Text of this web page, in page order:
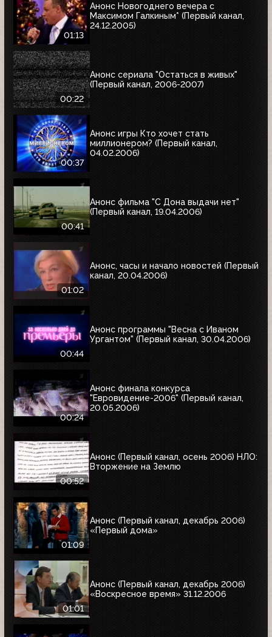
01:13
Анонс Новогоднего вечера с
Максимом Галкиным* (Первый канал,
24.12.2005)
00:22
Анонс сериала "Остаться в живых"
(Первый канал, 2006-2007)
00:37
Анонс игры Кто хочет стать
миллионером? (Первый канал,
04.02.2006)
00:41
Анонс фильма "С Дона выдачи нет"
(Первый канал, 19.04.2006)
01:02
Анонс, часы и начало новостей (Первый
канал, 20.04.2006)
00:44
Анонс программы "Весна с Иваном
Ургантом" (Первый канал, 30.04.2006)
00:24
Анонс финала конкурса
"Евровидение-2006" (Первый канал,
20.05.2006)
00:52
Анонс (Первый канал, осень 2006) НЛО:
Вторжение на Землю
01:09
Анонс (Первый канал, декабрь 2006)
«Первый дома»
01:01
Анонс (Первый канал, декабрь 2006)
«Воскресное время» 31.12.2006